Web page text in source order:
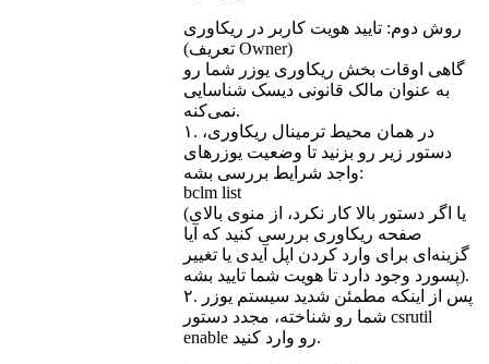
روش دوم: تایید هویت کاربر در ریکاوری
(تعریف Owner)
گاهی اوقات بخش ریکاوری یوزر شما رو
به عنوان مالک قانونی دیسک شناسایی
نمی‌کنه.
۱. در همان محیط ترمینال ریکاوری،
دستور زیر رو بزنید تا وضعیت یوزرهای
واجد شرایط بررسی بشه:
bclm list
(یا اگر دستور بالا کار نکرد، از منوی بالای
صفحه ریکاوری بررسی کنید که آیا
گزینه‌ای برای وارد کردن اپل آیدی یا تغییر
پسورد وجود دارد تا هویت شما تایید بشه).
۲. پس از اینکه مطمئن شدید سیستم یوزر
شما رو شناخته، مجدد دستور csrutil
enable رو وارد کنید.